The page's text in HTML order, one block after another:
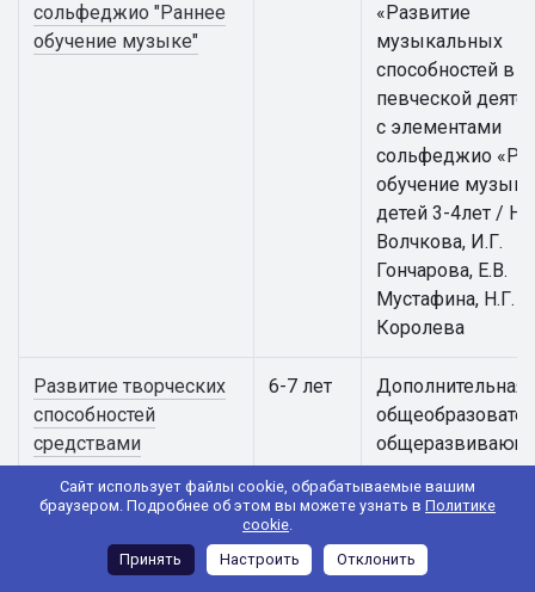
Сайт использует файлы cookie, обрабатываемые вашим
браузером. Подробнее об этом вы можете узнать в Политике
cookie.
Принять
Настроить Отклонить
сольфеджио "Раннее
обучение музыке"
«Развитие
музыкальных
способностей в
певческой
с элементами
сольфеджио
обучение
детей 3-4лет /
Волчкова, И.Г.
Гончарова, Е.В.
Мустафина, Н.Г.
Королева
Развитие творческих
способностей
средствами
театрального
искусства "Театр
6-7 лет
Дополнительная
программа
художественной
«Развитие